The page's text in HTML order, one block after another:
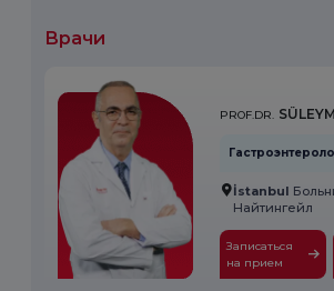
Врачи
PROF.DR.
İstanbul
Найтингейл
Записаться
на прием